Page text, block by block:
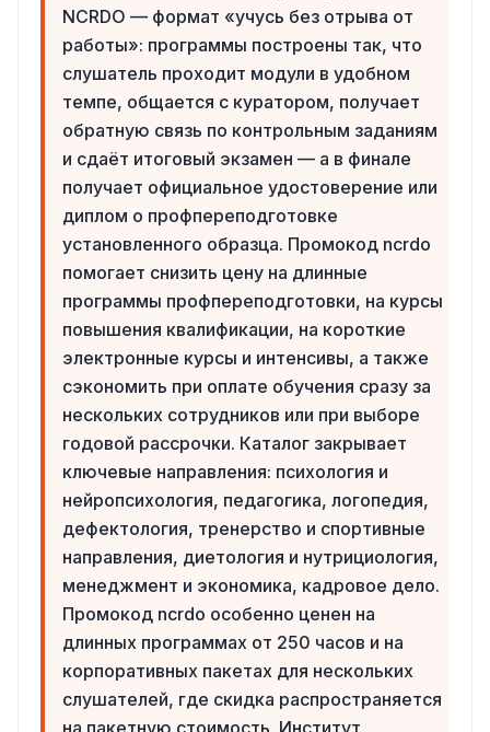
NCRDO — формат «учусь без отрыва от
работы»: программы построены так, что
слушатель проходит модули в удобном
темпе, общается с куратором, получает
обратную связь по контрольным заданиям
и сдаёт итоговый экзамен — а в финале
получает официальное удостоверение или
диплом о профпереподготовке
установленного образца. Промокод ncrdo
помогает снизить цену на длинные
программы профпереподготовки, на курсы
повышения квалификации, на короткие
электронные курсы и интенсивы, а также
сэкономить при оплате обучения сразу за
нескольких сотрудников или при выборе
годовой рассрочки. Каталог закрывает
ключевые направления: психология и
нейропсихология, педагогика, логопедия,
дефектология, тренерство и спортивные
направления, диетология и нутрициология,
менеджмент и экономика, кадровое дело.
Промокод ncrdo особенно ценен на
длинных программах от 250 часов и на
корпоративных пакетах для нескольких
слушателей, где скидка распространяется
на пакетную стоимость. Институт